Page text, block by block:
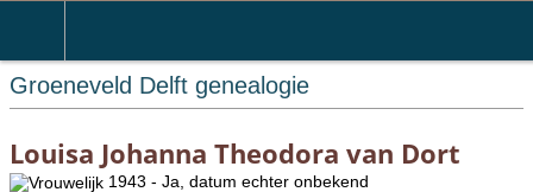
Groeneveld Delft genealogie
Louisa Johanna Theodora van Dort
1943 - Ja, datum echter onbekend